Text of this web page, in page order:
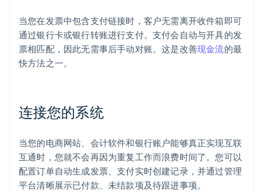
当您在发票中包含支付链接时，客户无需离开收件箱即可
通过银行卡或银行转账进行支付。支付会自动与开具的发
票相匹配，因此无需事后手动对账。这是改善现金流的最
快方法之一。
连接您的系统
当您的电商网站、会计软件和银行账户能够真正实现互联
互通时，您就不会再因为重复工作而浪费时间了。您可以
配置订单自动生成发票、支付实时创建记录，并通过管理
平台清晰展示已付款、未结款项及待跟进事项。